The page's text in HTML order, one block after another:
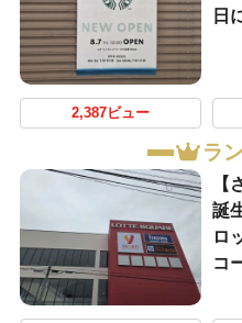
日
2,387ビュー
ラ
【
誕
ロ
コ